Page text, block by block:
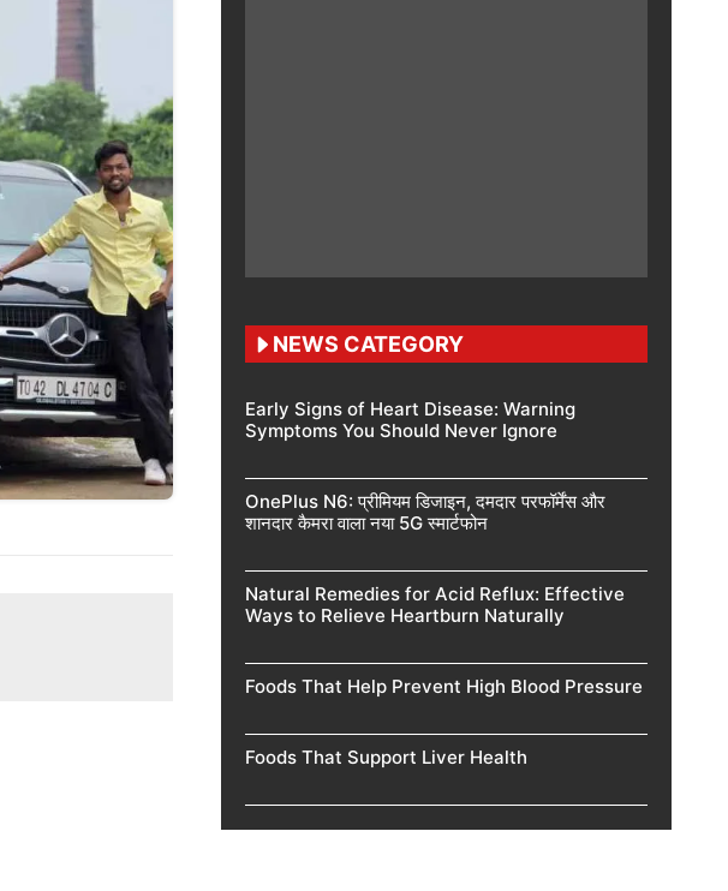
NEWS CATEGORY
Early Signs of Heart Disease: Warning
Symptoms You Should Never Ignore
OnePlus N6: प्रीमियम डिजाइन, दमदार परफॉर्मेंस और
शानदार कैमरा वाला नया 5G स्मार्टफोन
Natural Remedies for Acid Reflux: Effective
Ways to Relieve Heartburn Naturally
Foods That Help Prevent High Blood Pressure
Foods That Support Liver Health